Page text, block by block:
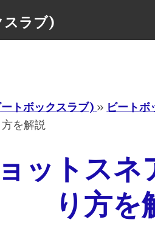
ラブ)
トボックスラブ) » ビートボ
を解説
ットス
り方を